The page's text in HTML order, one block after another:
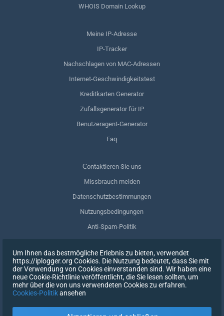
WHOIS Domain Lookup
Meine IP-Adresse
IP-Tracker
Nachschlagen von MAC-Adressen
Internet-Geschwindigkeitstest
Kreditkarten Generator
Zufallsgenerator für IP
Benutzeragent-Generator
Faq
Сontaktieren Sie uns
Missbrauch melden
Datenschutzbestimmungen
Nutzungsbedingungen
Anti-Spam-Politik
Meine Daten löschen
Zustimmung zurückziehen
Um Ihnen das bestmögliche Erlebnis zu bieten, verwendet
https://iplogger.org Cookies. Die Nutzung bedeutet, dass Sie mit
der Verwendung von Cookies einverstanden sind. Wir haben eine
neue Cookie-Richtlinie veröffentlicht, die Sie lesen sollten, um
mehr über die von uns verwendeten Cookies zu erfahren.
Cookies-Politikansehen